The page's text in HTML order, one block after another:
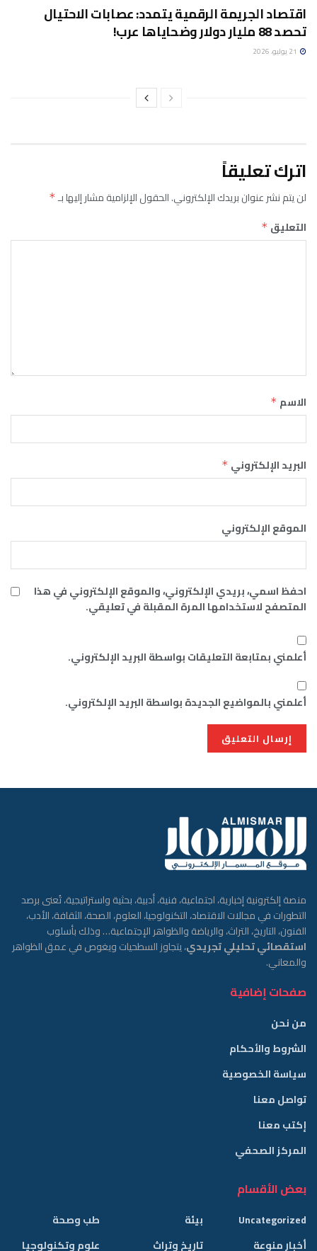
اقتصاد الجريمة الرقمية يتمدد: عصابات الاحتيال
تحصد 88 مليار دولار وضحاياها عرب!
اترك تعليقاً
لن يتم نشر عنوان بريدك الإلكتروني.الحقول الإلزامية مشار إليها بـ*
التعليق *
الاسم *
البريد الإلكتروني *
الموقع الإلكتروني
احفظ اسمي، بريدي الإلكتروني، والموقع الإلكتروني في هذا
المتصفح لاستخدامها المرة المقبلة في تعليقي.
أعلمني بمتابعة التعليقات بواسطة البريد الإلكتروني.
أعلمني بالمواضيع الجديدة بواسطة البريد الإلكتروني.
منصة إلكترونية إخبارية، اجتماعية، فنية، أدبية، بحثية واستراتيجية، تُعنى برصد
التطورات في مجالات الاقتصاد، التكنولوجيا، العلوم، الصحة، الثقافة، الأدب،
الفنون، التاريخ، التراث، والرياضة والظواهر الإجتماعية… وذلك بأسلوب
استقصائي تحليلي تجريدي، يتجاوز السطحيات ويغوص في عمق الظواهر
والمعاني.
صفحات إضافية
من نحن
الشروط والأحكام
سياسة الخصوصية
تواصل معنا
إكتب معنا
المركز الصحفي
بعض الأقسام
Uncategorized
أخبار منوعة
بيئة
تاريخ وتراث
طب وصحة
علوم وتكنولوجيا